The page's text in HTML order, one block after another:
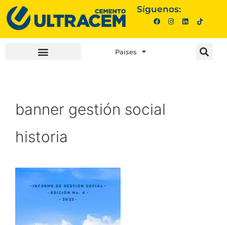
Síguenos:
Paises
banner gestión social
historia